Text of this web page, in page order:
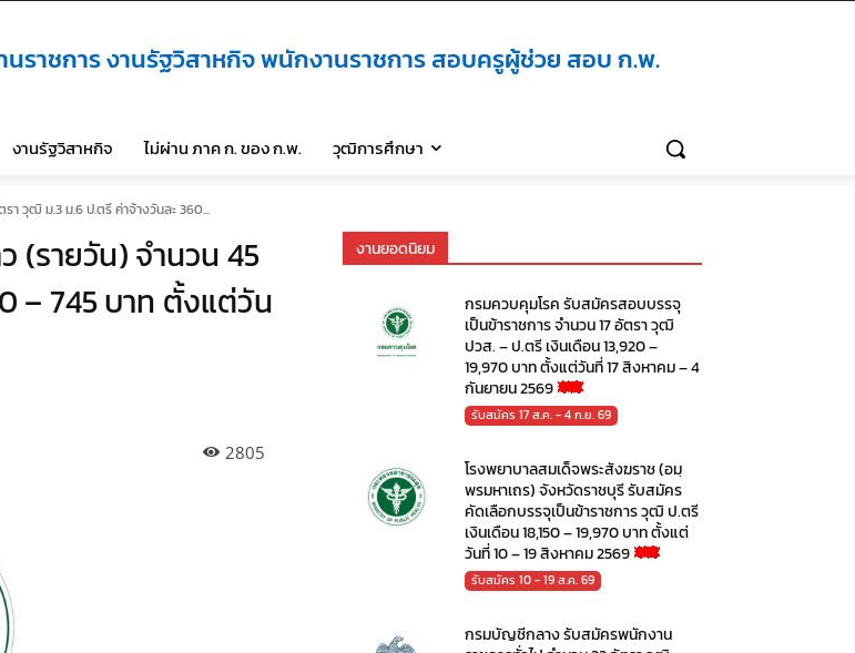
นราชการ งานรัฐวิสาหกิจ พนักงานราชการ สอบครูผู้ช่วย สอบ ก.พ.
งานรัฐวิสาหกิจ ไม่ผ่าน ภาค ก. ของ ก.พ. วุฒิการศึกษา
า วุฒิ ม.3 ม.6 ป.ตรี ค่าจ้างวันละ 360...
(รายวัน) จำนวน 45
– 745 บาท ตั้งแต่วัน
2805
งานยอดนิยม
กรมควบคุมโรค รับสมัครสอบบรรจุ
เป็นข้าราชการ จำนวน 17 อัตรา วุฒิ
ปวส. – ป.ตรี เงินเดือน 13,920 –
19,970 บาท ตั้งแต่วันที่ 17 สิงหาคม – 4
กันยายน 2569
รับสมัคร 17 ส.ค. - 4 ก.ย. 69
โรงพยาบาลสมเด็จพระสังฆราช (อมฺ
พรมหาเถร) จังหวัดราชบุรี รับสมัคร
คัดเลือกบรรจุเป็นข้าราชการ วุฒิ ป.ตรี
เงินเดือน 18,150 – 19,970 บาท ตั้งแต่
วันที่ 10 – 19 สิงหาคม 2569
รับสมัคร 10 - 19 ส.ค. 69
กรมบัญชีกลาง รับสมัครพนักงาน